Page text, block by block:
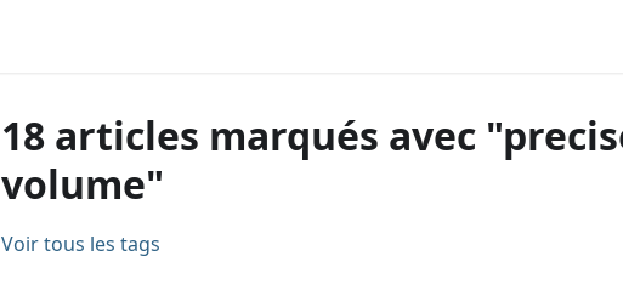
18 articles marqués avec
volume"
Voir tous les tags